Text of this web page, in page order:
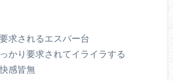
求されるエスパー台
かり要求されてイライラする
感皆無